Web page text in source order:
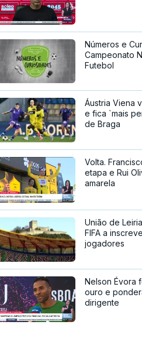
Números e
Campeonato
Futebol
Áustria Viena
e fica `mais
de Braga
Volta.
etapa e Rui
amarela
União de
FIFA a
jogadores
Nelson Évora
ouro e
dirigente